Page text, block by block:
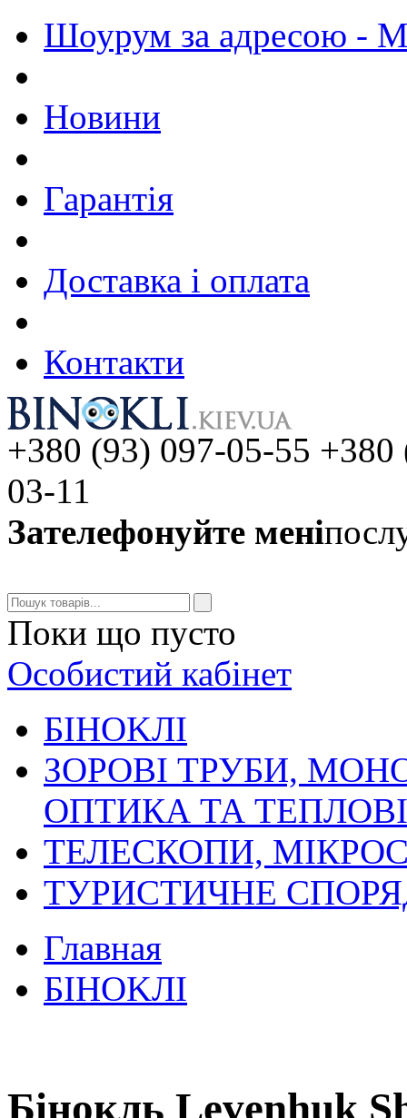
Шоурум за адресою - М.
Новини
Гарантія
Доставка і оплата
Контакти
+380 (93) 097-05-55
03-11
Зателефонуйте мені
Поки що пусто
Особистий кабінет
БIHOKЛI
ЗОРОВІ ТРУБИ,
ОПТИКА ТА
ТЕЛЕСКОПИ,
ТУРИСТИЧНЕ
Главная
БIHOKЛI
Бінокль Levenhuk